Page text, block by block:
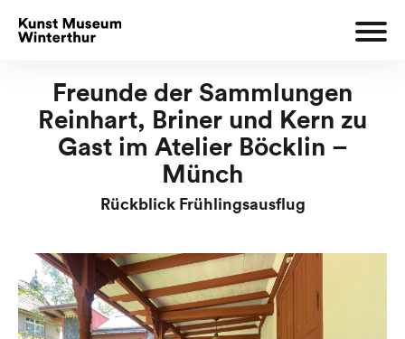
Freunde der Sammlungen
Reinhart, Briner und Kern zu
Gast im Atelier Böcklin –
Münch
Rückblick Frühlingsausflug